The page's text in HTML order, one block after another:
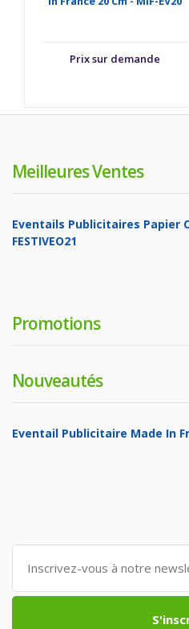
Prix sur demande
Meilleures Ventes
Eventails Publicitaires Papier
FESTIVEO21
Promotions
Nouveautés
Eventail Publicitaire Made In